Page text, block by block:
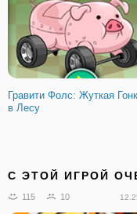
Гравити Фолс: Жуткая
в Лесу
C ЭТОЙ ИГРОЙ
115 10